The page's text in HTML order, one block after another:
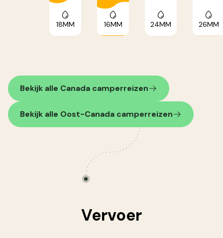
18MM 16MM 24MM 26MM
Bekijk alle Canada camperreizen
Bekijk alle Oost-Canada camperreizen
Vervoer